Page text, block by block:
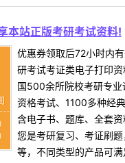
本站正版考研考试资料!
优惠券领取后72小时内
研考试考证类电子打印
国500余所院校考研专
资格考试、1100多种经
含电子书、题库、全套
您是考研复习、考证刷
等，不同类型的产品可